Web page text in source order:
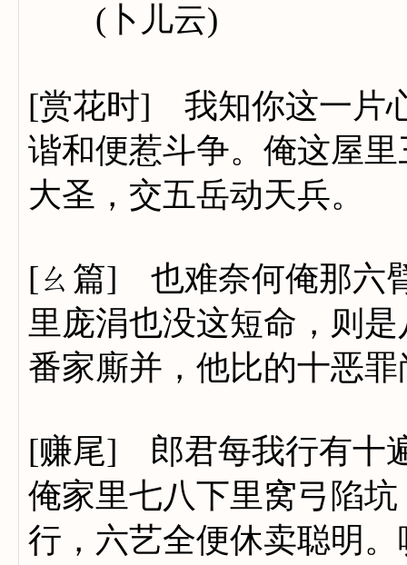
(卜儿云)
[赏花时] 我知你这一片
谐和便惹斗争。俺这屋
大圣，交五岳动天兵。
[ㄠ篇] 也难奈何俺那六
里庞涓也没这短命，则
番家廝并，他比的十恶
[赚尾] 郎君每我行有十
俺家里七八下里窝弓陷
行，六艺全便休卖聪明